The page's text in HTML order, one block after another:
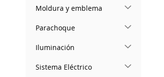
Moldura y emblema
Parachoque
Iluminación
Sistema Eléctrico